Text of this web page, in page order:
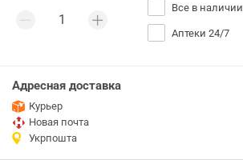
Все в наличии
Аптеки 24/7
Адресная доставка
Курьер
Новая почта
Укрпошта